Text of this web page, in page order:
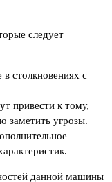
следует
столкновениях с
привести к тому,
заметить угрозы.
данной машины